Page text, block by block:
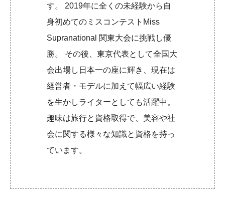
す。 2019年に全くの未経験から自
身初めてのミスコンテストMiss
Supranational 関東大会に挑戦し優
勝。 その後、東京代表として全国大
会出場し日本一の座に輝き、現在は
経営者・モデルに加えて幅広い経験
を生かしライターとしても活躍中。
趣味は旅行と資格取得で、美容や社
会に関する様々な知識と資格を持っ
ています。